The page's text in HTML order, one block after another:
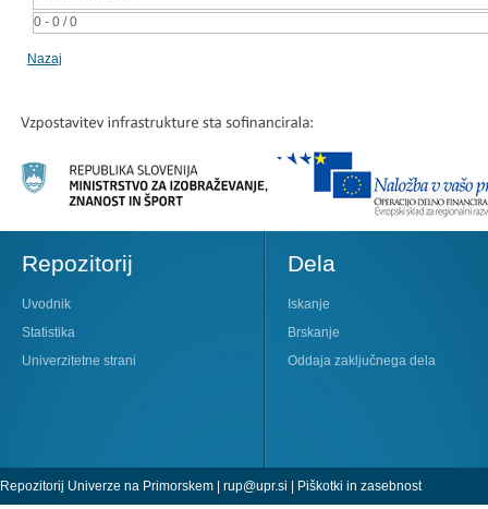
0 - 0 / 0
Nazaj
Repozitorij
Uvodnik
Statistika
Univerzitetne strani
Dela
Iskanje
Brskanje
Oddaja zaključnega dela
Repozitorij Univerze na Primorskem | rup@upr.si Piškotki in zasebnost